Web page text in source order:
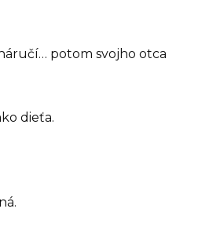
potom svojho otca
dieťa.